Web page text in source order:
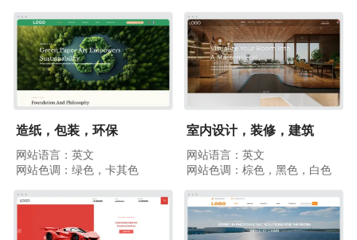
造纸，包装，环保
网站语言：英文
网站色调：绿色，卡其色
室内设计，装修，建筑
网站语言：英文
网站色调：棕色，黑色，白色